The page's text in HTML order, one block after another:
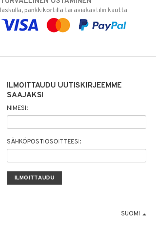
laskulla, pankkikortilla tai asiakastilin kautta
ILMOITTAUDU UUTISKIRJEEMME
SAAJAKSI
NIMESI:
SÄHKÖPOSTIOSOITTEESI:
SUOMI